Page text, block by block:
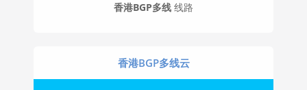
香港BGP多线 线路
香港BGP多线云